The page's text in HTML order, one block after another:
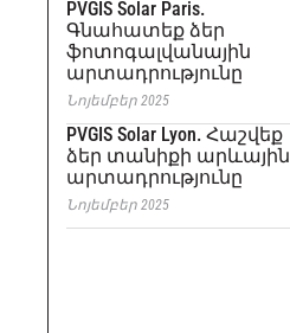
PVGIS Solar Paris.
Գնահատեք ձեր
ֆոտոգալվանային
արտադրությունը
Նոյեմբեր 2025
PVGIS Solar Lyon. Հաշվեք
ձեր տանիքի արևային
արտադրությունը
Նոյեմբեր 2025